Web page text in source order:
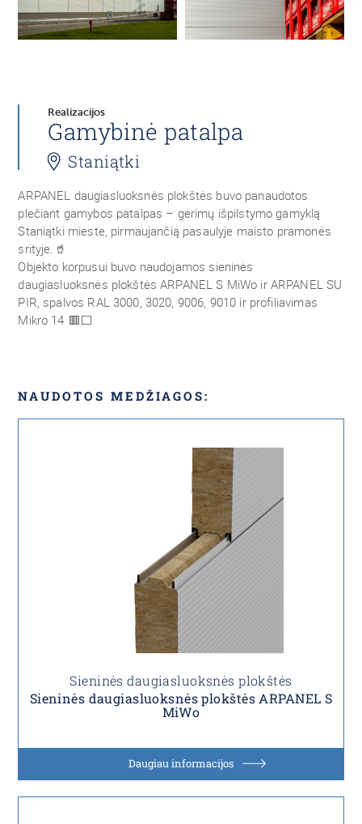
Realizacijos
Gamybinė patalpa
Staniątki
ARPANEL daugiasluoksnės plokštės buvo panaudotos
plečiant gamybos patalpas – gėrimų išpilstymo gamyklą
Staniątki mieste, pirmaujančią pasaulyje maisto pramonės
srityje. 🥤
Objekto korpusui buvo naudojamos sieninės
daugiasluoksnės plokštės ARPANEL S MiWo ir ARPANEL SU
PIR, spalvos RAL 3000, 3020, 9006, 9010 ir profiliavimas
Mikro 14 🟥⬜
NAUDOTOS MEDŽIAGOS:
Sieninės daugiasluoksnės plokštės
Sieninės daugiasluoksnės plokštės ARPANEL S
MiWo
Daugiau informacijos